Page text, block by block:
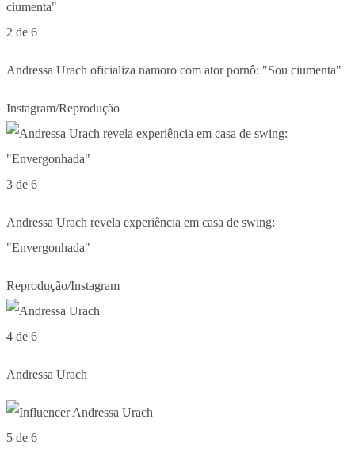
2 de 6
Andressa Urach oficializa namoro com ator pornô: "Sou ciumenta"
Instagram/Reprodução
3 de 6
Andressa Urach revela experiência em casa de swing:
"Envergonhada"
Reprodução/Instagram
4 de 6
Andressa Urach
5 de 6